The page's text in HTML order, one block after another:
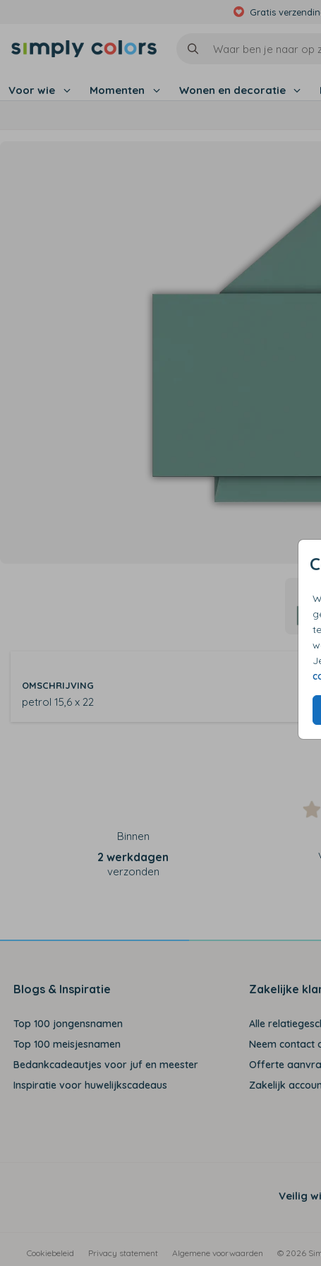
Gratis
Voor wie Momenten Wonen en decoratie
OMSCHRIJVING
petrol 15,6 x 22
Binnen
2 werkdagen
verzonden
Blogs & Inspiratie
Top 100 jongensnamen
Top 100 meisjesnamen
Bedankcadeautjes voor juf en meester
Inspiratie voor huwelijkscadeaus
Zakelijke
Alle
Neem contact
Offerte
Zakelijk
Veilig
Cookiebeleid Privacy statement Algemene voorwaarden © 2026